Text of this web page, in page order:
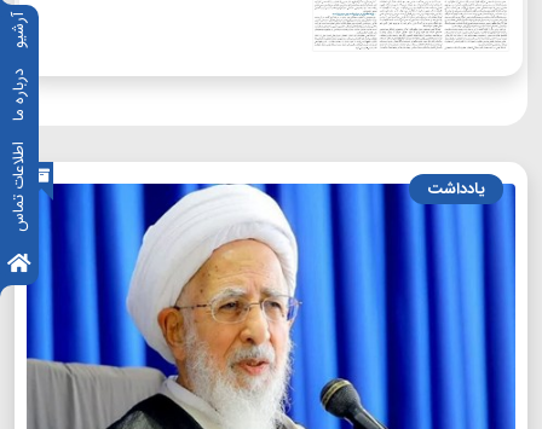
آرشیو
درباره ما
اطلاعات تماس یادداشت